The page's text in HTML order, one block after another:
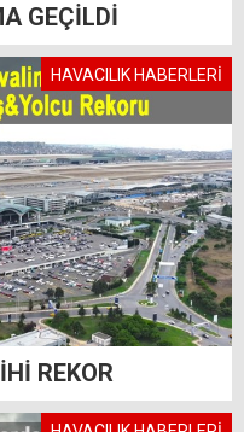
GEÇİLDİ
HAVACILIK HABERLERİ
REKOR